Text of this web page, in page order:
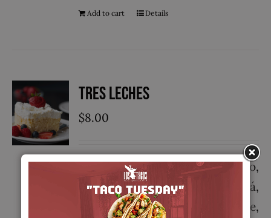
Add to cart Details
Tres Leches
$8.00
Es un postre popular en México,
Nicaragua, Venezuela, Panamá,
Colombia,Bolivia, Perú, Chile,